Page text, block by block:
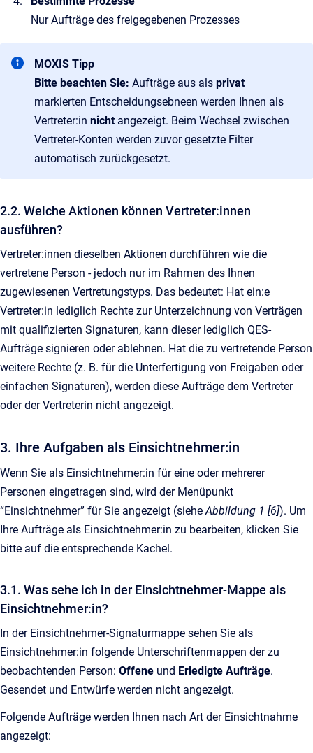
Nur Aufträge des freigegebenen Prozesses
MOXIS Tipp
Bitte beachten Sie: Aufträge aus als privat
markierten Entscheidungsebneen werden Ihnen als
Vertreter:in nicht angezeigt. Beim Wechsel zwischen
Vertreter-Konten werden zuvor gesetzte Filter
automatisch zurückgesetzt.
2.2. Welche Aktionen können Vertreter:innen
ausführen?
Vertreter:innen dieselben Aktionen durchführen wie die
vertretene Person - jedoch nur im Rahmen des Ihnen
zugewiesenen Vertretungstyps. Das bedeutet: Hat ein:e
Vertreter:in lediglich Rechte zur Unterzeichnung von Verträgen
mit qualifizierten Signaturen, kann dieser lediglich QES-
Aufträge signieren oder ablehnen. Hat die zu vertretende Person
weitere Rechte (z. B. für die Unterfertigung von Freigaben oder
einfachen Signaturen), werden diese Aufträge dem Vertreter
oder der Vertreterin nicht angezeigt.
3. Ihre Aufgaben als Einsichtnehmer:in
Wenn Sie als Einsichtnehmer:in für eine oder mehrerer
Personen eingetragen sind, wird der Menüpunkt
“Einsichtnehmer” für Sie angezeigt (sieheAbbildung 1 [6]). Um
Ihre Aufträge als Einsichtnehmer:in zu bearbeiten, klicken Sie
bitte auf die entsprechende Kachel.
3.1. Was sehe ich in der Einsichtnehmer-Mappe als
Einsichtnehmer:in?
In der Einsichtnehmer-Signaturmappe sehen Sie als
Einsichtnehmer:in folgende Unterschriftenmappen der zu
beobachtenden Person: Offene und Erledigte Aufträge.
Gesendet und Entwürfe werden nicht angezeigt.
Folgende Aufträge werden Ihnen nach Art der Einsichtnahme
angezeigt: